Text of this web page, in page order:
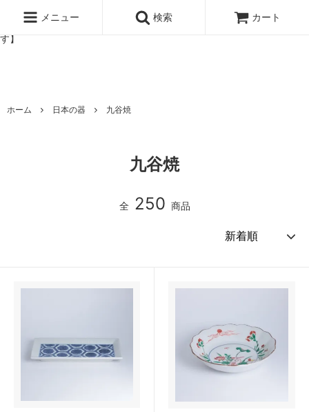
ッタのオンラインストア【アラビア,クイストゴーなどの北欧ヴィンテ
ージ食器,雅峰窯やソルテグラスジュエリーなどの作家の作品が並びま
す】
メニュー 検索 カート
ホーム 日本の器 九谷焼
九谷焼
全 250 商品